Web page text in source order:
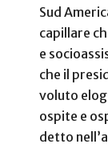
Sud
capillare
e
che il
voluto
ospite e
detto